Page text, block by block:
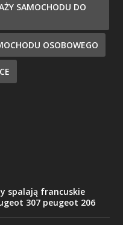
SAMOCHODU DO
OSOBOWEGO
spalają francuskie
307 peugeot 206